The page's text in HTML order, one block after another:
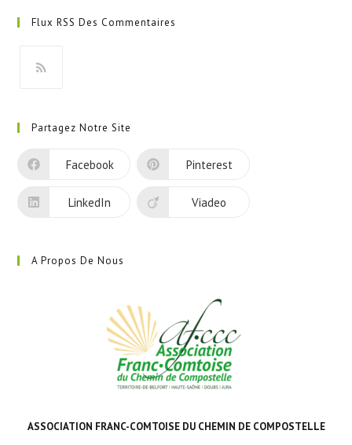
un
onglet
Flux RSS Des Commentaires
un
nouvel
Partagez Notre Site
Facebook Pinterest
LinkedIn Viadeo
A Propos De Nous
ASSOCIATION FRANC-COMTOISE DU CHEMIN DE COMPOSTELLE